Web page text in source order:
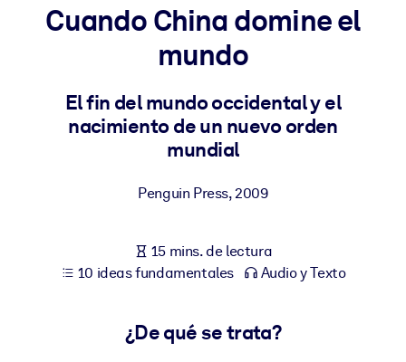
Integre conocimientos verificados y breves en su LMS/LXP para
obtener mejores resultados de aprendizaje.
Para bibliotecas corporativas
empresariales confiables y listos para usar.
Alimente sus sistemas de IA con conocimientos fiables y
estructurados para mejorar los resultados.
Cuando China domine el
mundo
El fin del mundo occidental y el
nacimiento de un nuevo orden
mundial
Penguin Press,2009
15 mins. de lectura
10 ideas fundamentales
Audio y Texto
¿De qué se trata?